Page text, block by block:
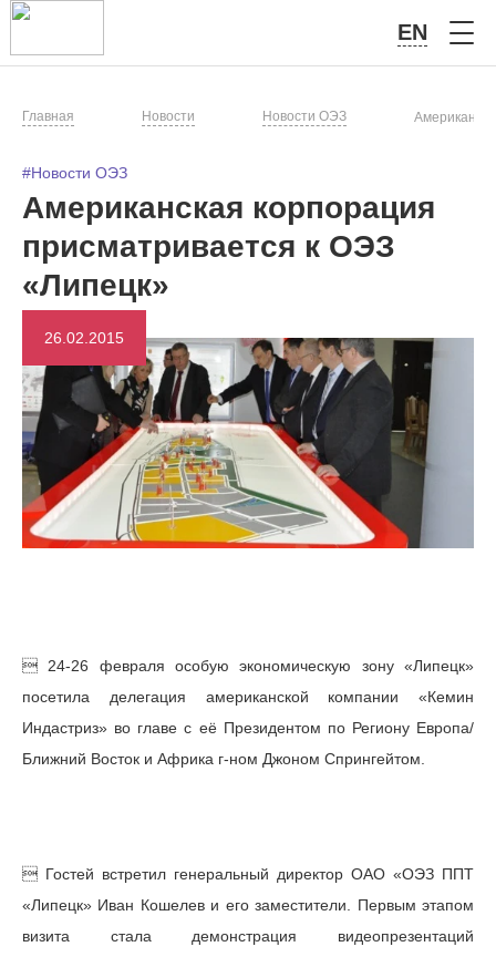
EN
Главная Новости Новости ОЭЗ
#Новости ОЭЗ
Американская корпорация
присматривается к ОЭЗ
«Липецк»
26.02.2015
 24-26 февраля особую экономическую зону «Липецк»
посетила делегация американской компании «Кемин
Индастриз» во главе с её Президентом по Региону Европа/
Ближний Восток и Африка г-ном Джоном Спрингейтом.
 Гостей встретил генеральный директор ОАО «ОЭЗ ППТ
«Липецк» Иван Кошелев и его заместители. Первым этапом
визита стала демонстрация видеопрезентаций